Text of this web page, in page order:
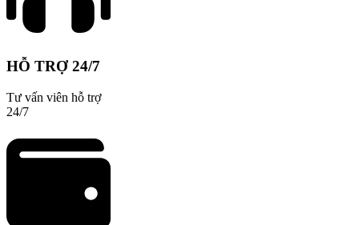
HỖ TRỢ 24/7
Tư vấn viên hỗ trợ
24/7